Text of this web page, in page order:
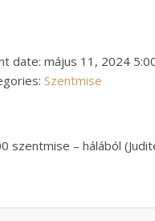
date: május 11, 2024
Szentmise
szentmise – hálából